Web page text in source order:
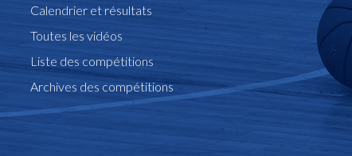
Calendrier et résultats
Toutes les vidéos
Liste des compétitions
Archives des compétitions